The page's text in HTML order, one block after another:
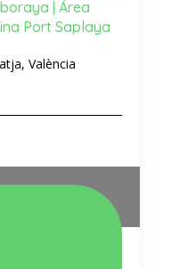
| Área
Port Saplaya
València